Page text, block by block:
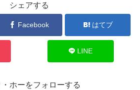
シェアする
Facebook はてブ
LINE
・ホーをフォローする